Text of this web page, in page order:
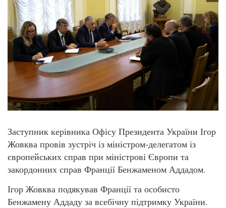
Заступник керівника Офісу Президента України Ігор
Жовква провів зустріч із міністром-делегатом із
європейських справ при міністрові Європи та
закордонних справ Франції Бенжаменом Аддадом.
Ігор Жовква подякував Франції та особисто
Бенжамену Аддаду за всебічну підтримку України.